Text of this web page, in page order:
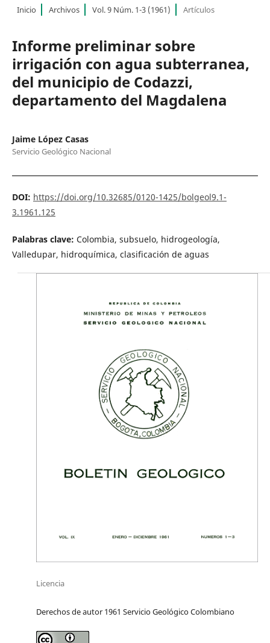
Inicio Archivos Vol. 9 Núm. 1-3 (1961) Artículos
Informe preliminar sobre
irrigación con agua subterranea,
del municipio de Codazzi,
departamento del Magdalena
Jaime López Casas
Servicio Geológico Nacional
DOI: https://doi.org/10.32685/0120-1425/bolgeol9.1-
3.1961.125
Palabras clave: Colombia, subsuelo, hidrogeología,
Valledupar, hidroquímica, clasificación de aguas
Licencia
Derechos de autor 1961 Servicio Geológico Colombiano